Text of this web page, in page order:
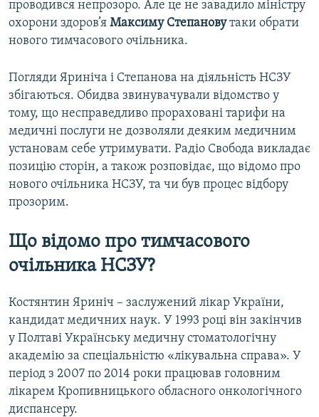
проводився непрозоро. Але це не завадило міністру
охорони здоров’я Максиму Степановутаки обрати
нового тимчасового очільника.
Погляди Яриніча і Степанова на діяльність НСЗУ
збігаються. Обидва звинувачували відомство у
тому, що несправедливо прораховані тарифи на
медичні послуги не дозволяли деяким медичним
установам себе утримувати. Радіо Свобода викладає
позицію сторін, а також розповідає, що відомо про
нового очільника НСЗУ, та чи був процес відбору
прозорим.
Що відомо про тимчасового
очільника НСЗУ?
Костянтин Яриніч – заслужений лікар України,
кандидат медичних наук. У 1993 році він закінчив
у Полтаві Українську медичну стоматологічну
академію за спеціальністю «лікувальна справа». У
період з 2007 по 2014 роки працював головним
лікарем Кропивницького обласного онкологічного
диспансеру.